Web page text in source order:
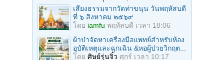
เสียงธรรมจากวัดท่าขนุน วันพฤหัสบดี
ที่ ๖ สิงหาคม ๒๕๖๙
โดย iamfu พฤหัสบดี เวลา 18:06
ผ้าป่าจัดหาเครื่องมือแพทย์สำหรับห้อง
อุบัติเหตุและฉุกเฉิน &หอผู้ป่วยวิกฤต...
โดย ศิษย์รุ่นจิ๋ว ศุกร์ เวลา 10:17